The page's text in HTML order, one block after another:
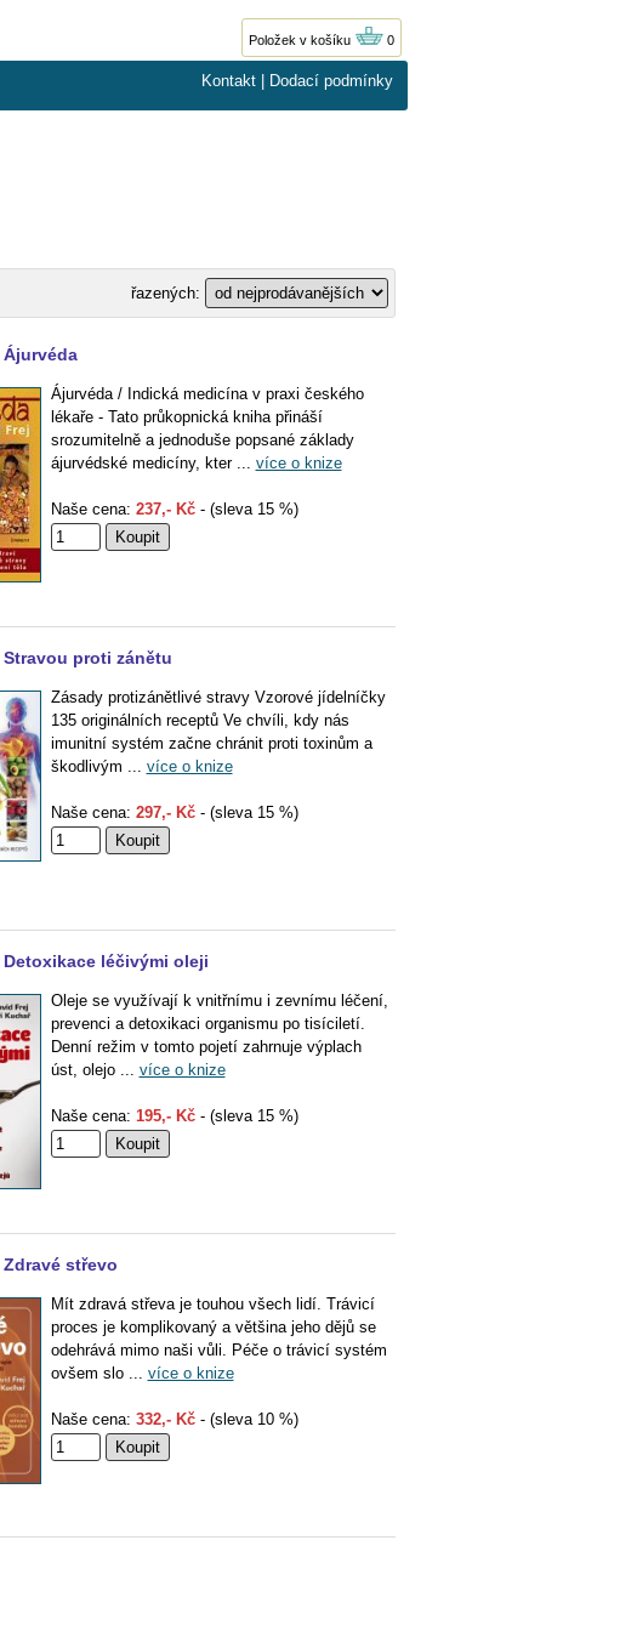
Položek v košíku 0
Kontakt Dodací podmínky
řazených:
Ájurvéda
Ájurvéda / Indická medicína v praxi českého
lékaře - Tato průkopnická kniha přináší
srozumitelně a jednoduše popsané základy
ájurvédské medicíny, kter ... více o knize
Naše cena: 237,- Kč- (sleva 15 %)
Stravou proti zánětu
Zásady protizánětlivé stravy Vzorové jídelníčky
135 originálních receptů Ve chvíli, kdy nás
imunitní systém začne chránit proti toxinům a
škodlivým ... více o knize
Naše cena: 297,- Kč- (sleva 15 %)
Detoxikace léčivými oleji
Oleje se využívají k vnitřnímu i zevnímu léčení,
prevenci a detoxikaci organismu po tisíciletí.
Denní režim v tomto pojetí zahrnuje výplach
úst, olejo ... více o knize
Naše cena: 195,- Kč- (sleva 15 %)
Zdravé střevo
Mít zdravá střeva je touhou všech lidí. Trávicí
proces je komplikovaný a většina jeho dějů se
odehrává mimo naši vůli. Péče o trávicí systém
ovšem slo ... více o knize
Naše cena: 332,- Kč- (sleva 10 %)